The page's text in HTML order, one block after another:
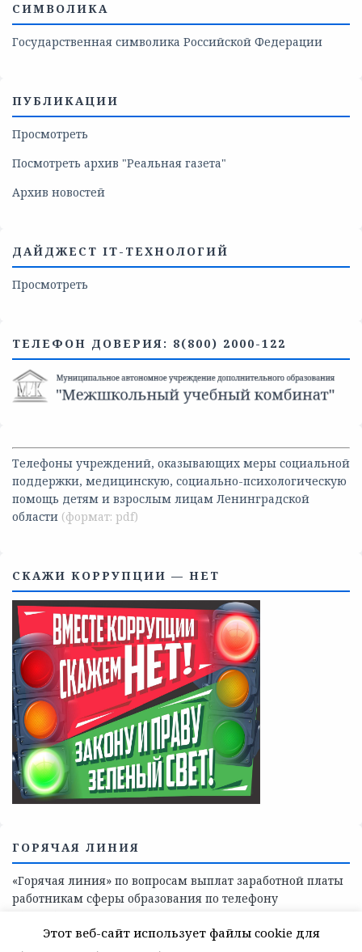
СИМВОЛИКА
Государственная символика Российской Федерации
ПУБЛИКАЦИИ
Просмотреть
Посмотреть архив "Реальная газета"
Архив новостей
ДАЙДЖЕСТ IT-ТЕХНОЛОГИЙ
Просмотреть
ТЕЛЕФОН ДОВЕРИЯ: 8(800) 2000-122
Телефоны учреждений, оказывающих меры социальной
поддержки, медицинскую, социально-психологическую
помощь детям и взрослым лицам Ленинградской
области
СКАЖИ КОРРУПЦИИ — НЕТ
Этот веб-сайт использует файлы cookie для